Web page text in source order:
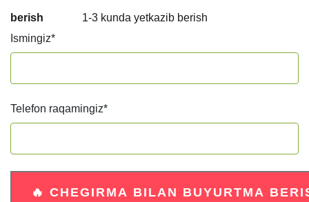
berish
1-3 kunda yetkazib berish
Ismingiz*
Telefon raqamingiz*